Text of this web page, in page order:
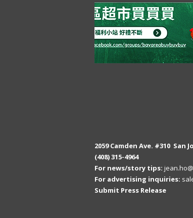
2059 Camden Ave. #310 San
(408) 315-4964
For news/story tips:
For advertising inquiries:
Submit Press Release